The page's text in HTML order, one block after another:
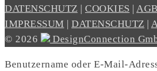
DATENSCHUTZ
COOKIES
AGB
IMPRESSUM
DATENSCHUTZ
© 2026
DesignConnection
Benutzername oder E-Mail-